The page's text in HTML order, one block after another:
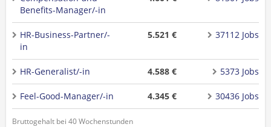
Benefits-Manager/-in
HR-Business-Partner/-
in
5.521 € 37112 Jobs
HR-Generalist/-in 4.588 € 5373 Jobs
Feel-Good-Manager/-in 4.345 € 30436 Jobs
Bruttogehalt bei 40 Wochenstunden